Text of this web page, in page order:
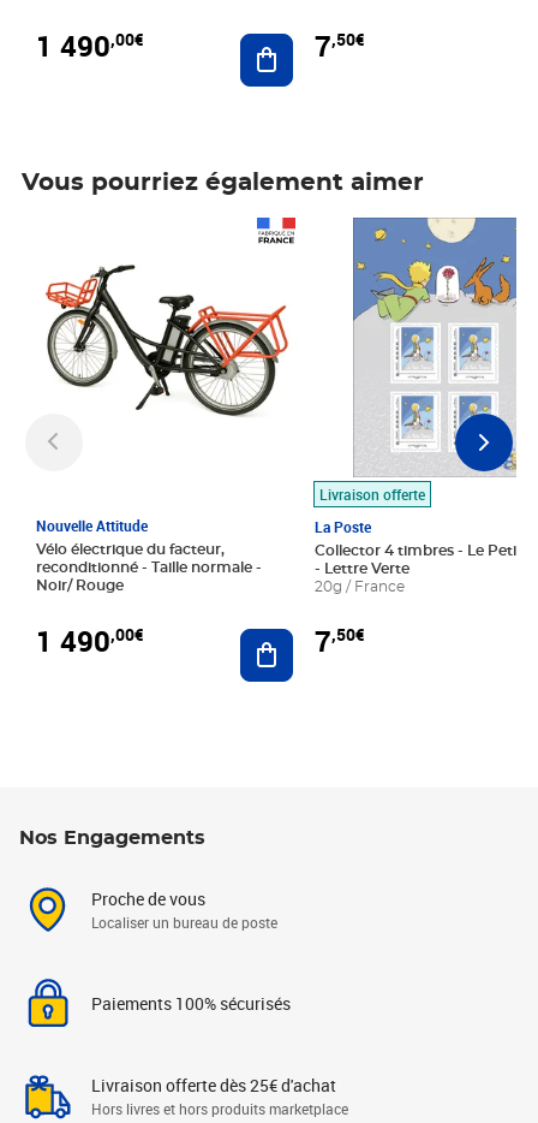
1 490,00€ Ajouter au panier
7,50€
Vous pourriez également aimer
Nouvelle Attitude
Vélo électrique du facteur,
reconditionné - Taille normale -
Noir/ Rouge
1 490,00€ Ajouter au panier
Livraison offerte
La Poste
Collector 4 timbres - Le Petit
- Lettre Verte
20g / France
7,50€
Prix 7,50€
Nos Engagements
Proche de vous
Localiser un bureau de poste
Paiements 100% sécurisés
Livraison offerte dès 25€ d'achat
Hors livres et hors produits marketplace